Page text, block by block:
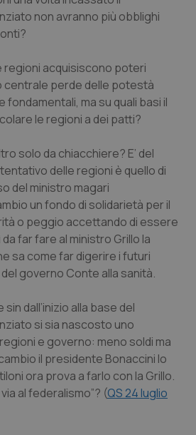
& Rettocolite Ulcerosa
patologie neurodegenerative
non avranno più obblighi
regioni acquisiscono poteri
centrale perde delle potestà
ma su quali basi il
le regioni a dei patti?
solo da chiacchiere? E’ del
delle regioni è quello di
del ministro magari
un fondo di solidarietà per il
o peggio accettando di essere
far fare al ministro Grillo la
sa come far digerire i futuri
governo Conte alla sanità.
dall’inizio alla base del
si sia nascosto uno
e governo: meno soldi ma
il presidente Bonaccini lo
ora prova a farlo con la Grillo.
al federalismo”? (QS 24 luglio